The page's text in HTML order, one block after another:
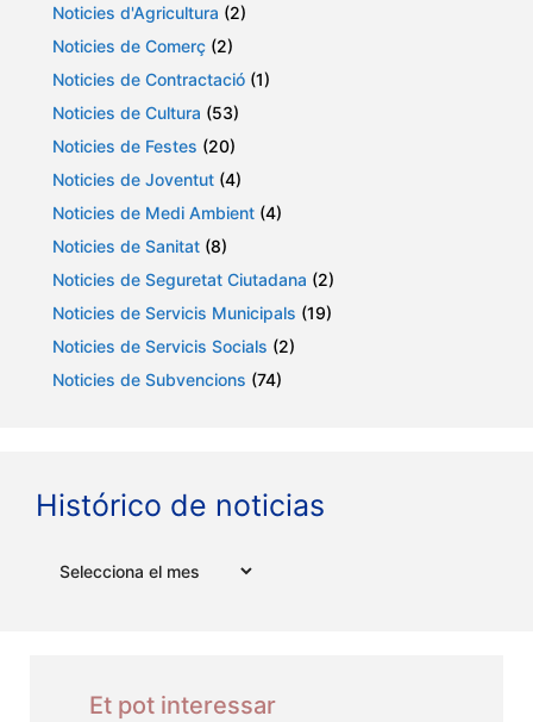
Noticies d'Agricultura (2)
Noticies de Comerç (2)
Noticies de Contractació (1)
Noticies de Cultura (53)
Noticies de Festes (20)
Noticies de Joventut (4)
Noticies de Medi Ambient (4)
Noticies de Sanitat (8)
Noticies de Seguretat Ciutadana (2)
Noticies de Servicis Municipals (19)
Noticies de Servicis Socials (2)
Noticies de Subvencions (74)
Histórico de noticias
Et pot interessar